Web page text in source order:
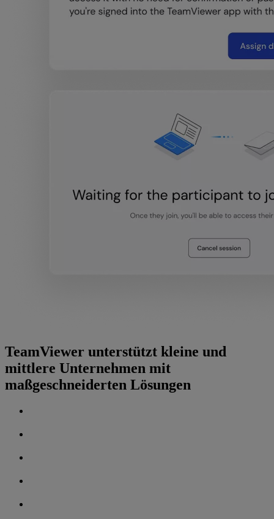
TeamViewer unterstützt kleine und
mittlere Unternehmen mit
maßgeschneiderten Lösungen